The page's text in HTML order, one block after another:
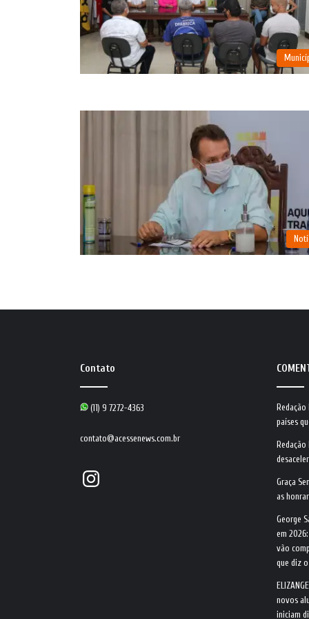
Contato
(11) 9 7272-4363
contato@acessenews.com.br
Instagram
Redação
países
Redação
Graça
as
George
em
vão
que diz
novos
iniciam